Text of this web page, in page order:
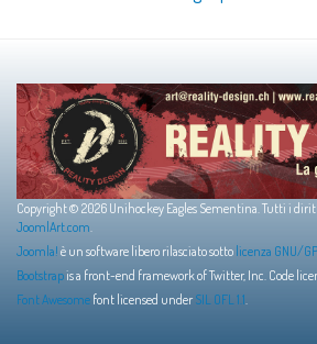
Copyright © 2026 Unihockey Eagles Sementina. Tutti i
JoomlArt.com.
Joomla! è un software libero rilasciato sotto licenza GNU/
Bootstrapis a front-end framework of Twitter, Inc. Code
Font Awesome font licensed under SIL OFL 1.1.